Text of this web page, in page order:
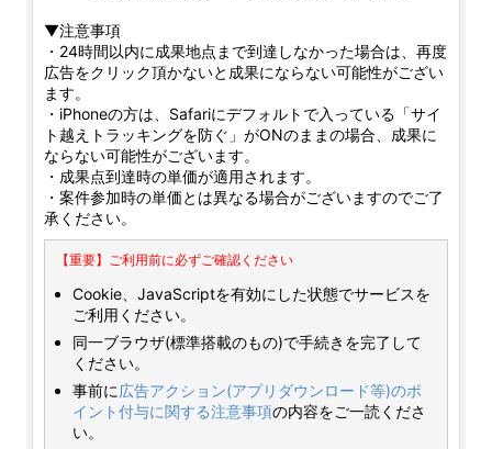
▼注意事項
・24時間以内に成果地点まで到達しなかった場合は、再度
広告をクリック頂かないと成果にならない可能性がござい
ます。
・iPhoneの方は、Safariにデフォルトで入っている「サイ
ト越えトラッキングを防ぐ」がONのままの場合、成果に
ならない可能性がございます。
・成果点到達時の単価が適用されます。
・案件参加時の単価とは異なる場合がございますのでご了
承ください。
【重要】ご利用前に必ずご確認ください
Cookie、JavaScriptを有効にした状態でサービスを
ご利用ください。
同一ブラウザ(標準搭載のもの)で手続きを完了して
ください。
事前に広告アクション(アプリダウンロード等)のポ
イント付与に関する注意事項の内容をご一読くださ
い。